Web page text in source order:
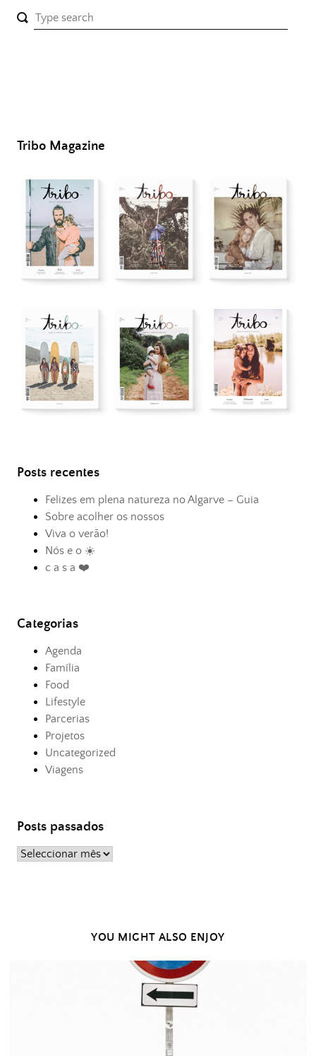
Tribo Magazine
Posts recentes
Felizes em plena natureza no Algarve – Guia
Sobre acolher os nossos
Viva o verão!
Nós e o ☀️
c a s a ❤️
Categorias
Agenda
Família
Food
Lifestyle
Parcerias
Projetos
Uncategorized
Viagens
Posts passados
Posts
YOU MIGHT ALSO ENJOY